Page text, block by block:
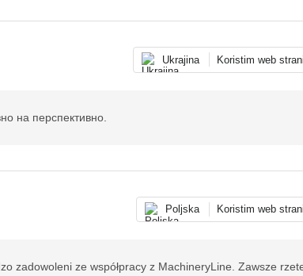
Ukrajina Koristim web
на перспективно.
Poljska Koristim web
zadowoleni ze współpracy z MachineryLine. Zawsze